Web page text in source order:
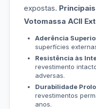
expostas.
Votomassa ACII
Aderência
superfícies
Resistência às
revestimento
adversas.
Durabilidade
revestimentos
anos.